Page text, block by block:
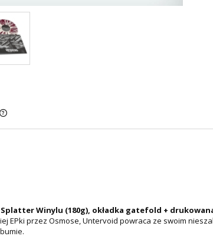
Winylu (180g), okładka gatefold +
EPki przez Osmose, Untervoid powraca ze swoim